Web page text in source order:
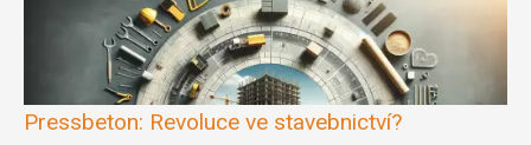
Pressbeton: Revoluce ve stavebnictví?